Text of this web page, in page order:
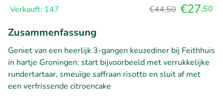
Verkauft: 147 €44,50 €27,50
Zusammenfassung
Geniet van een heerlijk 3-gangen keuzediner bij Feithhuis
in hartje Groningen: start bijvoorbeeld met verrukkelijke
rundertartaar, smeuïge saffraan risotto en sluit af met
een verfrissende citroencake